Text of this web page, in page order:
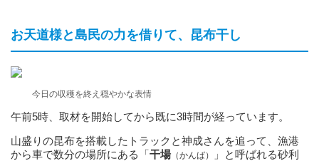
お天道様と島民の力を借りて、昆布干し
今日の収穫を終え穏やかな表情
午前5時、取材を開始してから既に3時間が経っています。
山盛りの昆布を搭載したトラックと神成さんを追って、漁港
から車で数分の場所にある「干場（かんば）
」と呼ばれる砂利